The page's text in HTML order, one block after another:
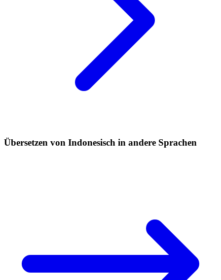
Übersetzen von Indonesisch in andere Sprachen